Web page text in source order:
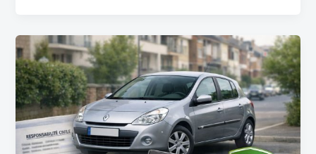
Assurance
au
tiers
:
Pour
quelles
voitures